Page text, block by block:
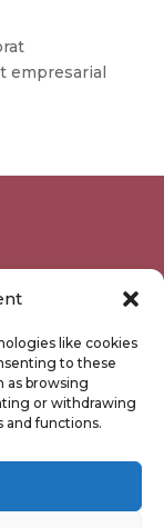
like cookies
to these
as browsing
or withdrawing
and functions.
empresarial